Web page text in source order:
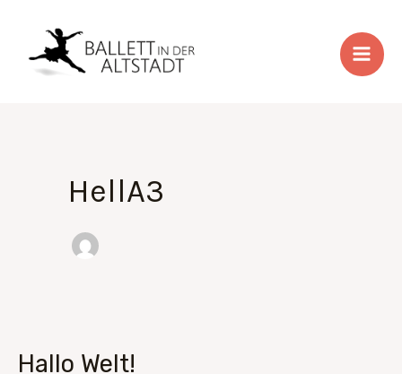
springen
HellA3
Hallo Welt!
Hallo